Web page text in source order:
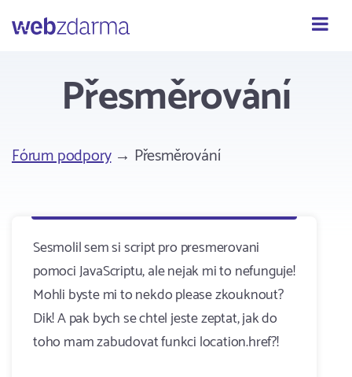
Webzdarma
Přesměrování
Fórum podpory→ Přesměrování
Sesmolil sem si script pro presmerovani
pomoci JavaScriptu, ale nejak mi to nefunguje!
Mohli byste mi to nekdo please zkouknout?
Dik! A pak bych se chtel jeste zeptat, jak do
toho mam zabudovat funkci location.href?!